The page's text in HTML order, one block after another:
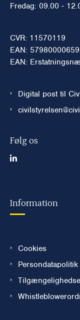
Fredag: 09.00 -
CVR: 11570119
EAN:
EAN:
Digital post til
Følg os
Information
Cookies
Persondatapolitik